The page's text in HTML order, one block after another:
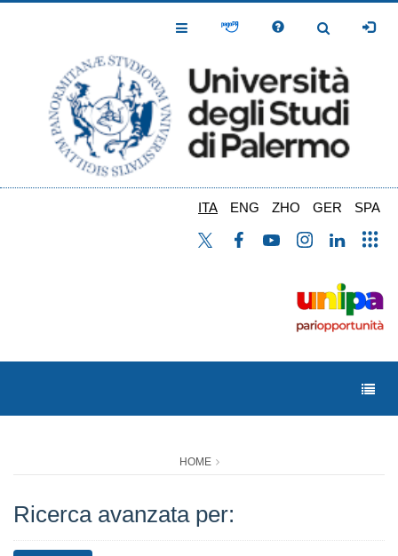
Toggle
Toggle
ITA ENG ZHO GER SPA
HOME
Ricerca avanzata per: